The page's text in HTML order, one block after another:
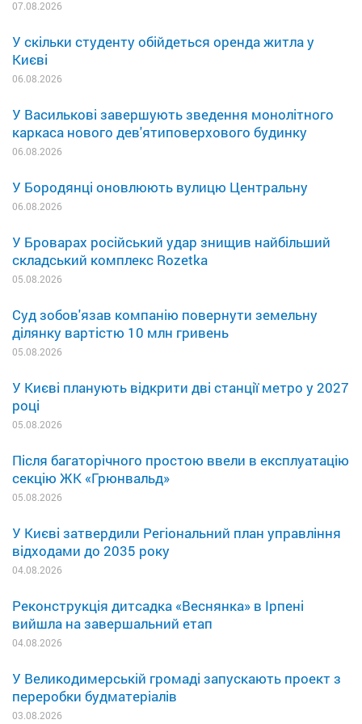
07.08.2026
У скільки студенту обійдеться оренда житла у
Києві
06.08.2026
У Василькові завершують зведення монолітного
каркаса нового дев'ятиповерхового будинку
06.08.2026
У Бородянці оновлюють вулицю Центральну
06.08.2026
У Броварах російський удар знищив найбільший
складський комплекс Rozetka
05.08.2026
Суд зобов'язав компанію повернути земельну
ділянку вартістю 10 млн гривень
05.08.2026
У Києві планують відкрити дві станції метро у 2027
році
05.08.2026
Після багаторічного простою ввели в експлуатацію
секцію ЖК «Грюнвальд»
05.08.2026
У Києві затвердили Регіональний план управління
відходами до 2035 року
04.08.2026
Реконструкція дитсадка «Веснянка» в Ірпені
вийшла на завершальний етап
04.08.2026
У Великодимерській громаді запускають проект з
переробки будматеріалів
03.08.2026